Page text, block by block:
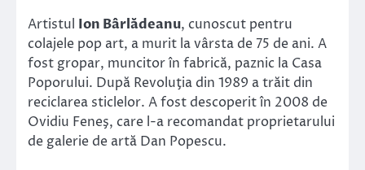
Artistul Ion Bârlădeanu, cunoscut pentru
colajele pop art, a murit la vârsta de 75 de ani. A
fost gropar, muncitor în fabrică, paznic la Casa
Poporului. După Revoluţia din 1989 a trăit din
reciclarea sticlelor. A fost descoperit în 2008 de
Ovidiu Feneş, care l-a recomandat proprietarului
de galerie de artă Dan Popescu.